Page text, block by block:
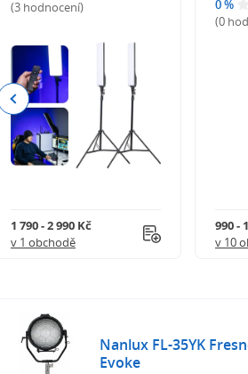
(3 hodnocení)
1 790 - 2 990 Kč
v 1 obchodě
0 %
(0
990 -
v 10
Nanlux FL-35YK
Evoke